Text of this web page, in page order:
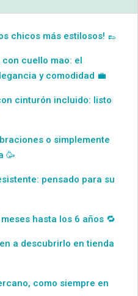
chicos más estilosos! 👞
cuello mao: el
y comodidad 💼
cinturón incluido: listo
o simplemente
🥳
pensado para su
hasta los 6 años 🔁
a descubrirlo en tienda
como siempre en